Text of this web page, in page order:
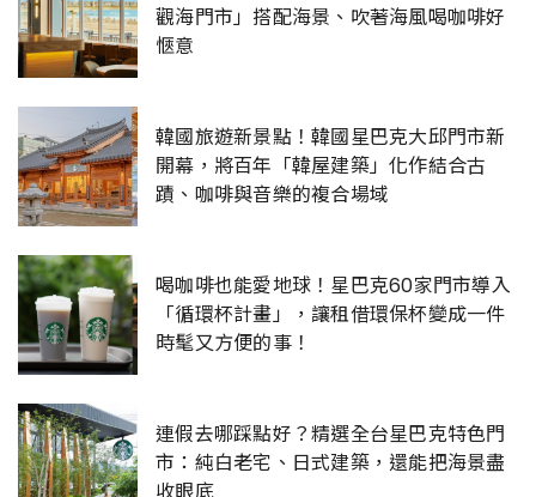
觀海門市」搭配海景、吹著海風喝咖啡好
愜意
韓國旅遊新景點！韓國星巴克大邱門市新
開幕，將百年「韓屋建築」化作結合古
蹟、咖啡與音樂的複合場域
喝咖啡也能愛地球！星巴克60家門市導入
「循環杯計畫」，讓租借環保杯變成一件
時髦又方便的事！
連假去哪踩點好？精選全台星巴克特色門
市：純白老宅、日式建築，還能把海景盡
收眼底